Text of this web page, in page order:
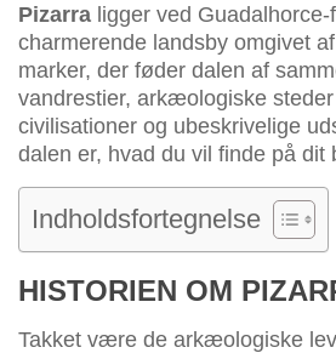
Pizarra ligger ved
charmerende landsby omgivet
marker, der føder dalen af
vandrestier, arkæologiske
civilisationer og ubeskrivelige
dalen er, hvad du vil finde på dit
Indholdsfortegnelse
HISTORIEN OM
Takket være de arkæologiske